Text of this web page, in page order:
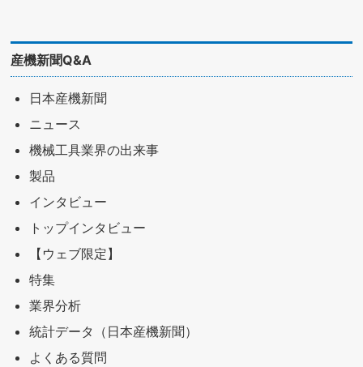
産機新聞Q&A
日本産機新聞
ニュース
機械工具業界の出来事
製品
インタビュー
トップインタビュー
【ウェブ限定】
特集
業界分析
統計データ（日本産機新聞）
よくある質問